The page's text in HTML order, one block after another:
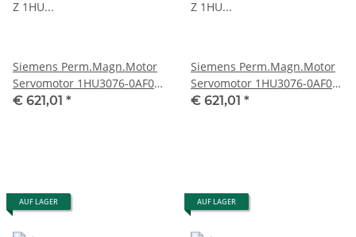
Siemens Perm.Magn.Motor
Servomotor 1HU3076-0AF01-
Z 1HU 3076-0AF01-Z
€ 621,01 *
Siemens Perm.Magn.Motor
Servomotor 1HU3076-0AF01-
Z 1HU 3076-0AF01-Z
€ 621,01 *
AUF LAGER AUF LAGER